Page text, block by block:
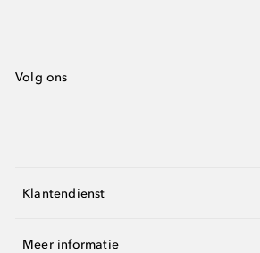
Volg ons
Klantendienst
Meer informatie